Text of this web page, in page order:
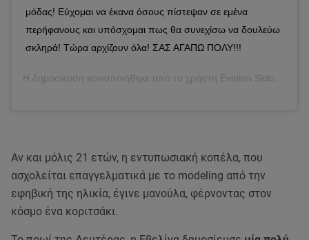
μόδας! Εύχομαι να έκανα όσους πίστεψαν σε εμένα
περήφανους και υπόσχομαι πως θα συνεχίσω να δουλεύω
σκληρά! Τώρα αρχίζουν όλα! ΣΑΣ ΑΓΑΠΩ ΠΟΛΥ!!!
Η δημοσίευση κοινοποιήθηκε από το χρήστη Evelina Skitsko
Αν και μόλις 21 ετών, η εντυπωσιακή κοπέλα, που
ασχολείται επαγγελματικά με το modeling από την
εφηβική της ηλικία, έγινε μανούλα, φέρνοντας στον
κόσμο ένα κοριτσάκι.